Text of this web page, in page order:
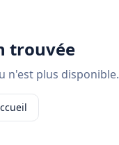
trouvée
n'est plus disponible.